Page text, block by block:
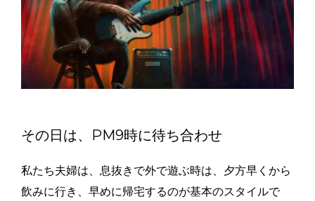
その日は、PM9時に待ち合わせ
私たち夫婦は、息抜きで外で遊ぶ時は、夕方早くから
飲みに行き、早めに帰宅するのが基本のスタイルで